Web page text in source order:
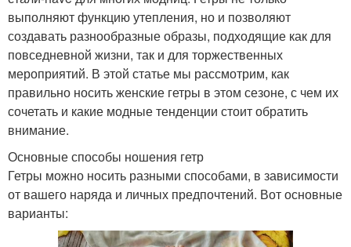
выполняют функцию утепления, но и позволяют
создавать разнообразные образы, подходящие как для
повседневной жизни, так и для торжественных
мероприятий. В этой статье мы рассмотрим, как
правильно носить женские гетры в этом сезоне, с чем их
сочетать и какие модные тенденции стоит обратить
внимание.
Основные способы ношения гетр
Гетры можно носить разными способами, в зависимости
от вашего наряда и личных предпочтений. Вот основные
варианты: